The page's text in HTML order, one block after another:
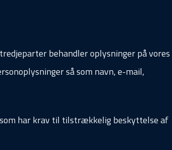
behandler oplysninger på vores
så som navn, e-mail,
som har krav til tilstrækkelig beskyttelse af